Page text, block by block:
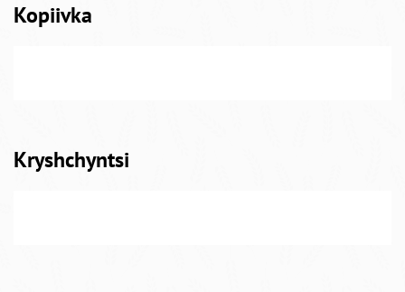
Kopiivka
Kryshchyntsi